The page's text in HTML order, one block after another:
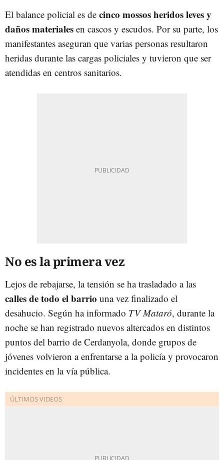
El balance policial es de cinco mossos heridos leves y
daños materiales en cascos y escudos. Por su parte, los
manifestantes aseguran que varias personas resultaron
heridas durante las cargas policiales y tuvieron que ser
atendidas en centros sanitarios.
No es la primera vez
Lejos de rebajarse, la tensión se ha trasladado a las
calles de todo el barrio una vez finalizado el
desahucio. Según ha informado TV Mataró, durante la
noche se han registrado nuevos altercados en distintos
puntos del barrio de Cerdanyola, donde grupos de
jóvenes volvieron a enfrentarse a la policía y provocaron
incidentes en la vía pública.